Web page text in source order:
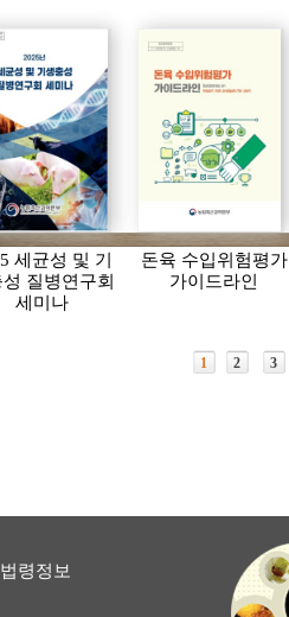
세균성 및 기
질병연구회
세미나
돈육 수입위험평가
가이드라인
1 2 3
법령정보